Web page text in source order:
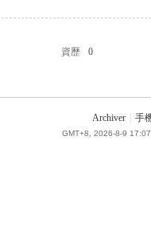
資歷
0
Archiver 手
GMT+8, 2026-8-9 17:07